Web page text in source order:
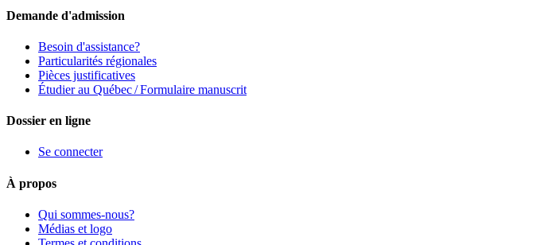
Demande d'admission
Besoin d'assistance?
Particularités régionales
Pièces justificatives
Étudier au Québec / Formulaire manuscrit
Dossier en ligne
Se connecter
À propos
Qui sommes-nous?
Médias et logo